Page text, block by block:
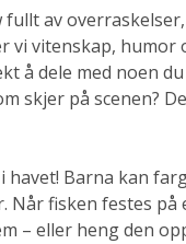
av
vi vitenskap, humor
å dele med noen
skjer på scenen?
Barna kan
fisken festes på
– eller heng den